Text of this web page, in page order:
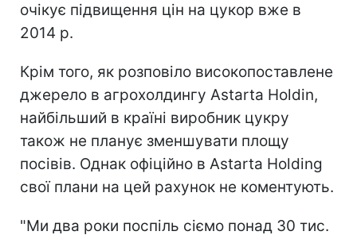
очікує підвищення цін на цукор вже в
2014 р.
Крім того, як розповіло високопоставлене
джерело в агрохолдингу Astarta Holdin,
найбільший в країні виробник цукру
також не планує зменшувати площу
посівів. Однак офіційно в Astarta Holding
свої плани на цей рахунок не коментують.
"Ми два роки поспіль сіємо понад 30 тис.